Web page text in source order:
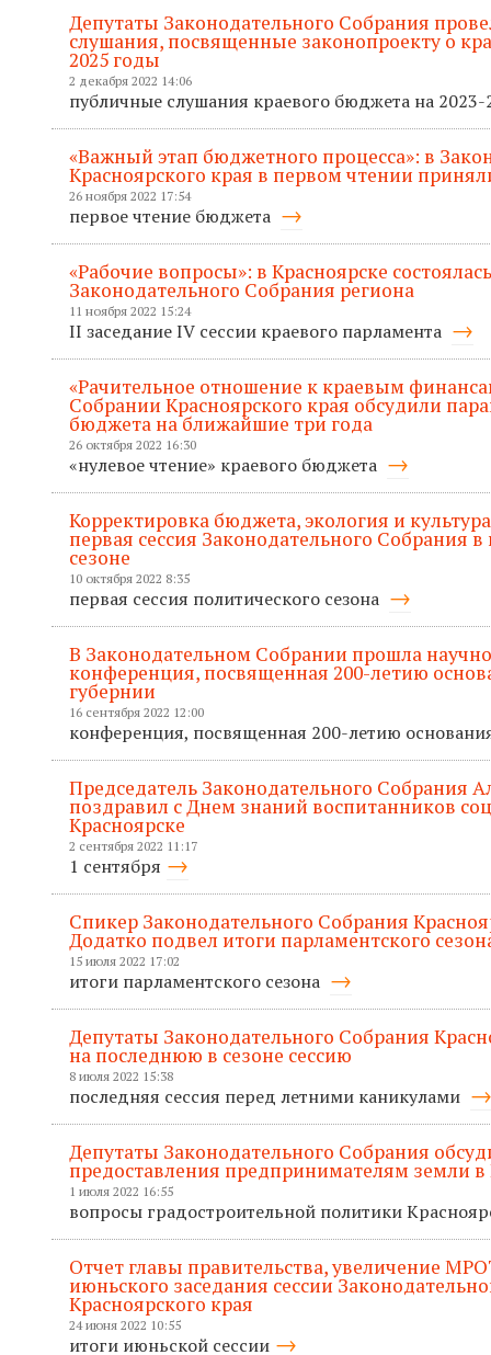
Депутаты Законодательного Собрания
слушания, посвященные законопроекту о
2025 годы
2 декабря 2022 14:06
публичные слушания краевого бюджета на
«Важный этап бюджетного процесса»: в
Красноярского края в первом чтении
26 ноября 2022 17:54
первое чтение бюджета
«Рабочие вопросы»: в Красноярске
Законодательного Собрания региона
11 ноября 2022 15:24
II заседание IV сессии краевого парламента
«Рачительное отношение к краевым
Собрании Красноярского края обсудили
бюджета на ближайшие три года
26 октября 2022 16:30
«нулевое чтение» краевого бюджета
Корректировка бюджета, экология и
первая сессия Законодательного Собрания
сезоне
10 октября 2022 8:35
первая сессия политического сезона
В Законодательном Собрании прошла
конференция, посвященная 200-летию
губернии
16 сентября 2022 12:00
конференция, посвященная 200-летию
Председатель Законодательного Собрания
поздравил с Днем знаний воспитанников
Красноярске
2 сентября 2022 11:17
1 сентября
Спикер Законодательного Собрания
Додатко подвел итоги парламентского
15 июля 2022 17:02
итоги парламентского сезона
Депутаты Законодательного Собрания
на последнюю в сезоне сессию
8 июля 2022 15:38
последняя сессия перед летними каникулами
Депутаты Законодательного Собрания
предоставления предпринимателям земли в
1 июля 2022 16:55
вопросы градостроительной политики
Отчет главы правительства, увеличение
июньского заседания сессии
Красноярского края
24 июня 2022 10:55
итоги июньской сессии